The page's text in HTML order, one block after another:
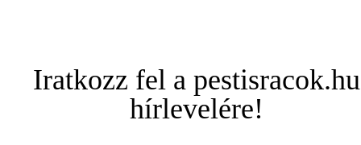
Iratkozz fel a pestisracok.hu
hírlevelére!